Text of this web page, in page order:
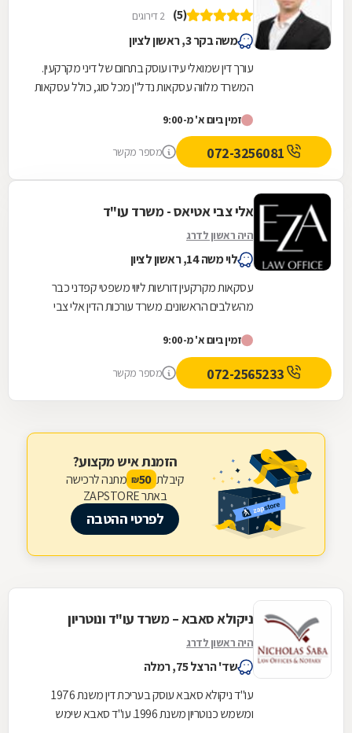
(5) 2 דירוגים
משה בקר 3, ראשון לציון
עורך דין שמואלי עידו עוסק בתחום של דיני מקרקעין.
המשרד מלווה עסקאות נדל"ן מכל סוג, כולל עסקאות
זמין ביום א' מ-9:00
מספר מקשר
אלי צבי אטיאס - משרד עו"ד
היה ראשון לדרג
לוי משה 14, ראשון לציון
עסקאות מקרקעין דורשות ליווי משפטי קפדני כבר
מהשלבים הראשונים. משרד עורכות הדין אלי צבי
לרבות...
זמין ביום א' מ-9:00
מספר מקשר
הזמנת איש מקצוע?
קיבלת 50
₪ מתנה לרכישה
באתר ZAPSTORE
לפרטי ההטבה
ניקולא סאבא – משרד עו"ד ונוטריון
היה ראשון לדרג
שד' הרצל 75, רמלה
עו"ד ניקולא סאבא עוסק בעריכת דין משנת 1976
ומשמש כנוטריון משנת 1996. עו"ד סאבא שימש